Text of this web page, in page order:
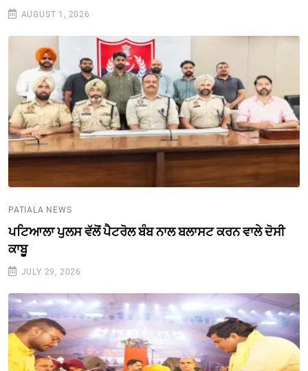
AUGUST 1, 2026
PATIALA NEWS
ਪਟਿਆਲਾ ਪੁਲਸ ਵੱਲੋਂ ਪੈਟਰੋਲ ਬੰਬ ਨਾਲ ਬਲਾਸਟ ਕਰਨ ਵਾਲੇ ਦੋਸੀ
ਕਾਬੂ
JULY 29, 2026